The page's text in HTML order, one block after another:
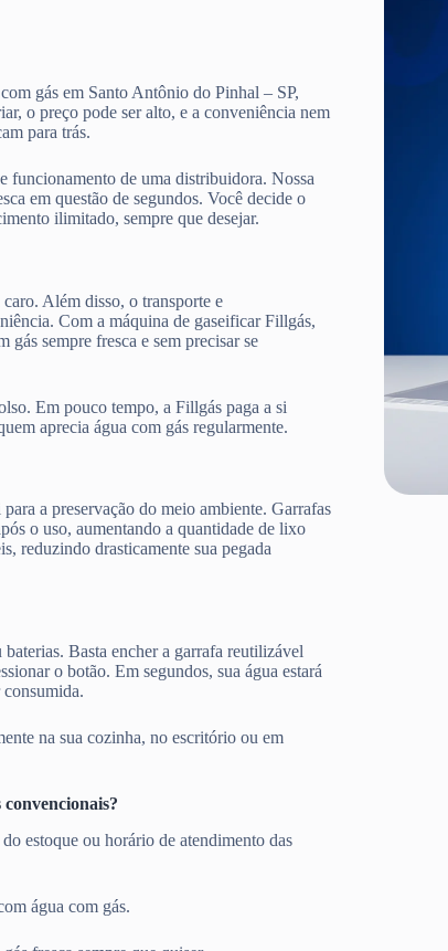
gás em Santo Antônio do Pinhal – SP,
o preço pode ser alto, e a conveniência nem
para trás.
funcionamento de uma distribuidora. Nossa
em questão de segundos. Você decide o
ilimitado, sempre que desejar.
Além disso, o transporte e
Com a máquina de gaseificar Fillgás,
gás sempre fresca e sem precisar se
Em pouco tempo, a Fillgás paga a si
aprecia água com gás regularmente.
a preservação do meio ambiente. Garrafas
o uso, aumentando a quantidade de lixo
reduzindo drasticamente sua pegada
Basta encher a garrafa reutilizável
o botão. Em segundos, sua água estará
na sua cozinha, no escritório ou em
estoque ou horário de atendimento das
água com gás.